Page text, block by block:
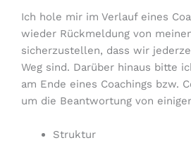
Ich hole mir im Verlauf eines
wieder Rückmeldung von
sicherzustellen, dass wir
Weg sind. Darüber hinaus bitte
am Ende eines Coachings bzw.
um die Beantwortung von
Struktur